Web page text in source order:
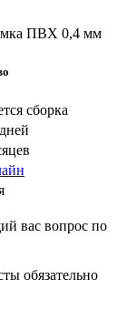
ПВХ 0,4 мм
сборка
вас вопрос по
обязательно